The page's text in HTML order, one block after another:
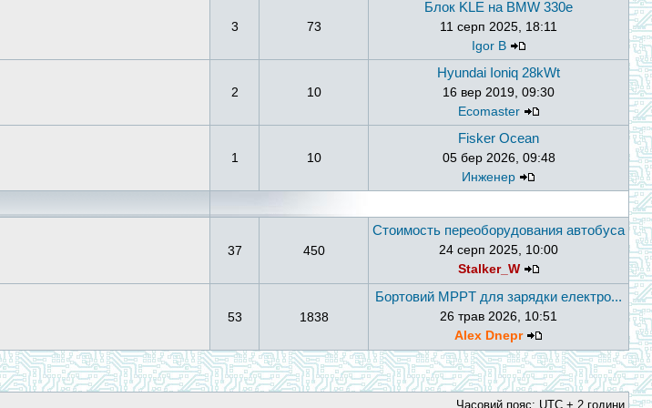
3 73
Блок KLE на BMW 330e
11 серп 2025, 18:11
Igor B
2 10
Hyundai Ioniq 28kWt
16 вер 2019, 09:30
Ecomaster
1 10
Fisker Ocean
05 бер 2026, 09:48
Инженер
37 450
Стоимость переоборудования автобуса
24 серп 2025, 10:00
Stalker_W
53 1838
Бортовий MPPT для зарядки електро...
26 трав 2026, 10:51
Alex Dnepr
Часовий пояс: UTC + 2 години